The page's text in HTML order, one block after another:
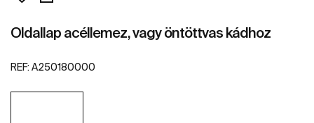
Oldallap acéllemez, vagy öntöttvas kádhoz
REF: A250180000